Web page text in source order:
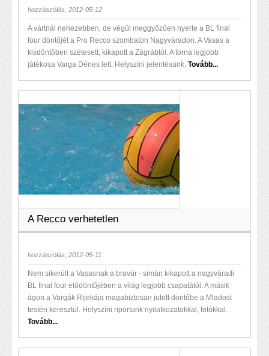
hozzászólás, 2012-05-12
A vártnál nehezebben, de végül meggyőzően nyerte a BL final
four döntőjét a Pro Recco szombaton Nagyváradon. A Vasas a
kisdöntőben szétesett, kikapott a Zágrábtól. A torna legjobb
játékosa Varga Dénes lett. Helyszíni jelentésünk. Tovább...
A Recco verhetetlen
hozzászólás, 2012-05-11
Nem sikerült a Vasasnak a bravúr - simán kikapott a nagyváradi
BL final four elődöntőjében a világ legjobb csapatától. A másik
ágon a Vargák Rijekája magabiztosan jutott döntőbe a Mladost
testén keresztül. Helyszíni riportunk nyilatkozatokkal, fotókkal.
Tovább...